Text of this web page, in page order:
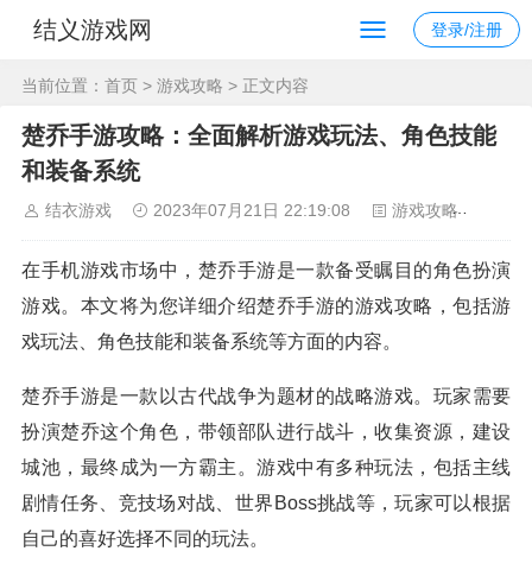
结义游戏网 登录/注册
当前位置： 首页 > 游戏攻略 > 正文内容
楚乔手游攻略：全面解析游戏玩法、角色技能
和装备系统
结衣游戏 2023年07月21日 22:19:08 游戏攻略
在手机游戏市场中，楚乔手游是一款备受瞩目的角色扮演
游戏。本文将为您详细介绍楚乔手游的游戏攻略，包括游
戏玩法、角色技能和装备系统等方面的内容。
楚乔手游是一款以古代战争为题材的战略游戏。玩家需要
扮演楚乔这个角色，带领部队进行战斗，收集资源，建设
城池，最终成为一方霸主。游戏中有多种玩法，包括主线
剧情任务、竞技场对战、世界Boss挑战等，玩家可以根据
自己的喜好选择不同的玩法。